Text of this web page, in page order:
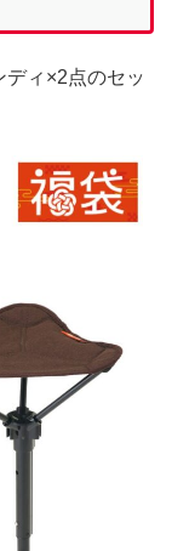
ディ×2点のセッ